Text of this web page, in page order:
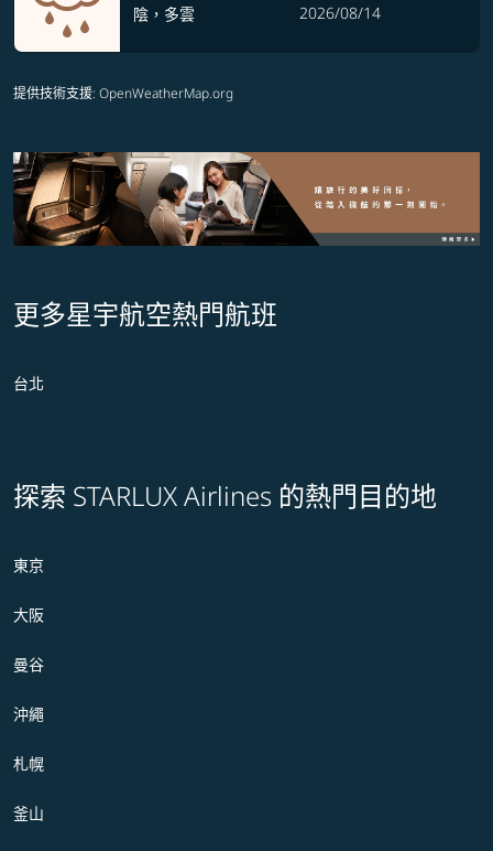
陰，多雲
2026/08/14
提供技術支援: OpenWeatherMap.org
更多星宇航空熱門航班
台北
探索 STARLUX Airlines 的熱門目的地
東京
大阪
曼谷
沖繩
札幌
釜山